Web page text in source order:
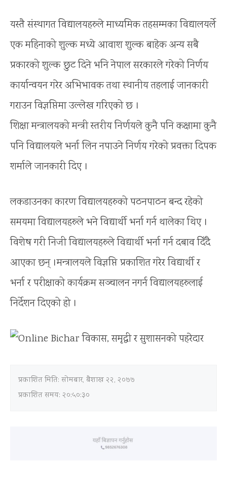
यस्तै संस्थागत विद्यालयहरुले माध्यमिक तहसम्मका विद्यालयर्ले
एक महिनाको शुल्क मध्ये आवाश शुल्क बाहेक अन्य सबै
प्रकारको शुल्क छुट दिने भनि नेपाल सरकारले गरेको निर्णय
कार्यान्वयन गरेर अभिभावक तथा स्थानीय तहलाई जानकारी
गराउन विज्ञप्तिमा उल्लेख गरिएको छ ।
शिक्षा मन्त्रालयको मन्त्री स्तरीय निर्णयले कुनै पनि कक्षामा कुनै
पनि विद्यालयले भर्ना लिन नपाउने निर्णय गरेको प्रवक्ता दिपक
शर्माले जानकारी दिए ।
लकडाउनका कारण विद्यालयहरुको पठनपाठन बन्द रहेको
समयमा विद्यालयहरुले भने विद्यार्थी भर्ना गर्न थालेका थिए ।
विशेष गरी निजी विद्यालयहरुले विद्यार्थी भर्ना गर्न दबाव दिँदै
आएका छन् ।मन्त्रालयले विज्ञप्ति प्रकाशित गरेर विद्यार्थी र
भर्ना र परीक्षाको कार्यक्रम सञ्चालन नगर्न विद्यालयहरुलाई
निर्देशन दिएको हो ।
प्रकाशित मिति: सोमबार, बैशाख २२, २०७७
प्रकाशित समय: २०:५०:३०